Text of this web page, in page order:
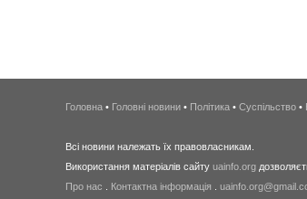
Головна • Головні новини • Політика • Суспільство •
Всі новини належать їх правовласникам.
Використання матеріалів сайту uainfo.org
Про нас
Контактна інформація